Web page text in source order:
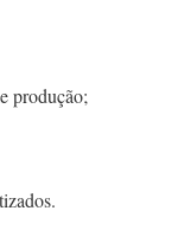
produção;